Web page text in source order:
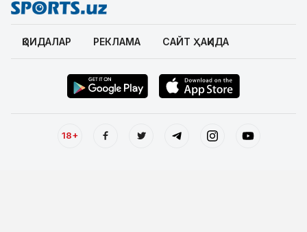
ҚОИДАЛАР РЕКЛАМА САЙТ ҲАҚИДА
18+